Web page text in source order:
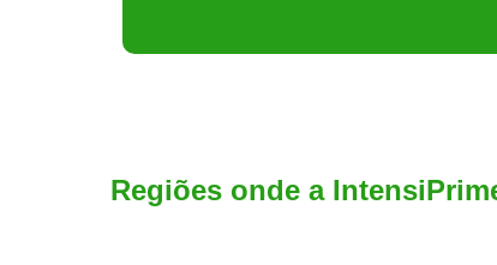
Regiões onde a